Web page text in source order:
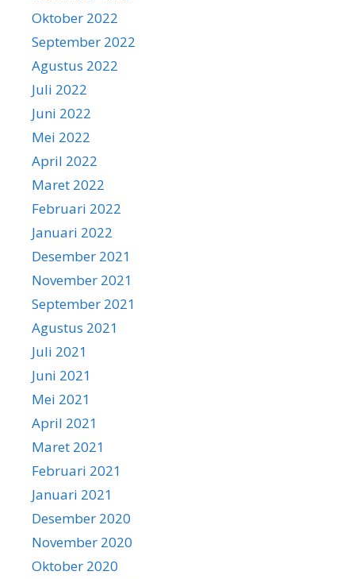
Oktober 2022
September 2022
Agustus 2022
Juli 2022
Juni 2022
Mei 2022
April 2022
Maret 2022
Februari 2022
Januari 2022
Desember 2021
November 2021
September 2021
Agustus 2021
Juli 2021
Juni 2021
Mei 2021
April 2021
Maret 2021
Februari 2021
Januari 2021
Desember 2020
November 2020
Oktober 2020